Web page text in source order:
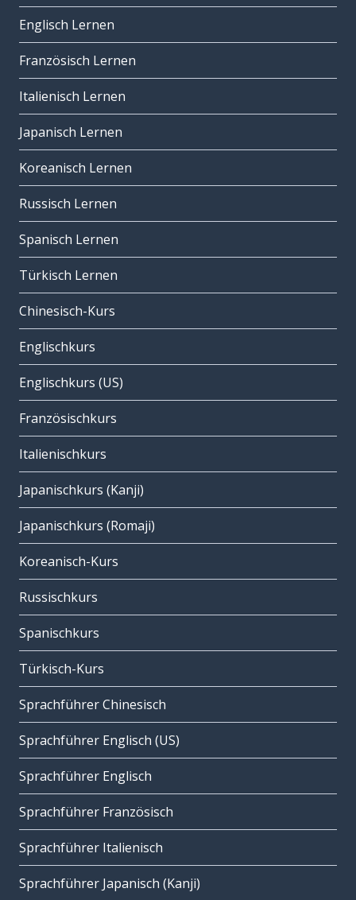
Englisch Lernen
Französisch Lernen
Italienisch Lernen
Japanisch Lernen
Koreanisch Lernen
Russisch Lernen
Spanisch Lernen
Türkisch Lernen
Chinesisch-Kurs
Englischkurs
Englischkurs (US)
Französischkurs
Italienischkurs
Japanischkurs (Kanji)
Japanischkurs (Romaji)
Koreanisch-Kurs
Russischkurs
Spanischkurs
Türkisch-Kurs
Sprachführer Chinesisch
Sprachführer Englisch (US)
Sprachführer Englisch
Sprachführer Französisch
Sprachführer Italienisch
Sprachführer Japanisch (Kanji)